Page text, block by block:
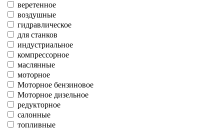
веретенное
воздушные
гидравлическое
для станков
индустриальное
компрессорное
маслянные
моторное
Моторное бензиновое
Моторное дизельное
редукторное
салонные
топливные